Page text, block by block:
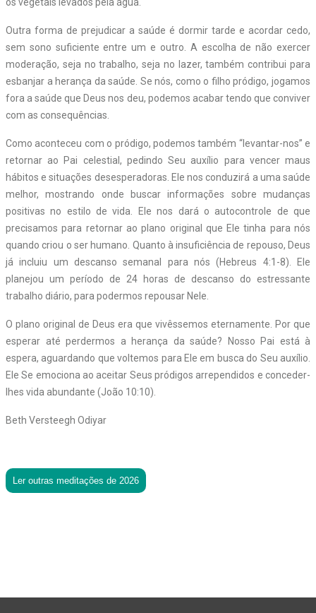
Outra forma de prejudicar a saúde é dormir tarde e acordar cedo,
sem sono suficiente entre um e outro. A escolha de não exercer
moderação, seja no trabalho, seja no lazer, também contribui para
esbanjar a herança da saúde. Se nós, como o filho pródigo, jogamos
fora a saúde que Deus nos deu, podemos acabar tendo que conviver
com as consequências.
Como aconteceu com o pródigo, podemos também “levantar-nos” e
retornar ao Pai celestial, pedindo Seu auxílio para vencer maus
hábitos e situações desesperadoras. Ele nos conduzirá a uma saúde
melhor, mostrando onde buscar informações sobre mudanças
positivas no estilo de vida. Ele nos dará o autocontrole de que
precisamos para retornar ao plano original que Ele tinha para nós
quando criou o ser humano. Quanto à insuficiência de repouso, Deus
já incluiu um descanso semanal para nós (Hebreus 4:1-8). Ele
planejou um período de 24 horas de descanso do estressante
trabalho diário, para podermos repousar Nele.
O plano original de Deus era que vivêssemos eternamente. Por que
esperar até perdermos a herança da saúde? Nosso Pai está à
espera, aguardando que voltemos para Ele em busca do Seu auxílio.
Ele Se emociona ao aceitar Seus pródigos arrependidos e conceder-
lhes vida abundante (João 10:10).
Beth Versteegh Odiyar
Ler outras meditações de 2026